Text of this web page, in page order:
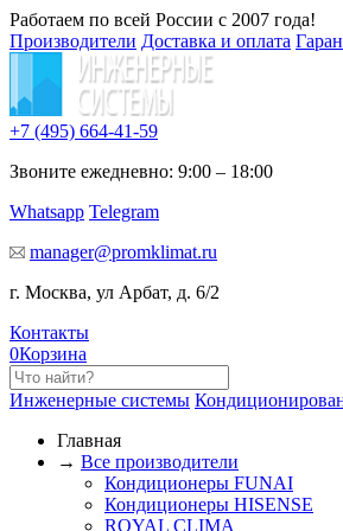
Работаем по всей России с 2007 года!
Производители Доставка и оплата
+7 (495) 664-41-59
Звоните ежедневно: 9:00 – 18:00
Whatsapp Telegram
manager@promklimat.ru
г. Москва, ул Арбат, д. 6/2
Контакты
0Корзина
Инженерные системы
Главная
→ Все производители
Кондиционеры FUNAI
Кондиционеры HISENSE
ROYAL CLIMA